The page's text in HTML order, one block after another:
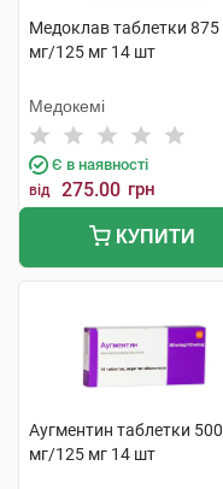
Медоклав таблетки 875
мг/125 мг 14 шт
Медокемі
Є в наявності
від 275.00 грн
КУПИТИ
Аугментин таблетки 500
мг/125 мг 14 шт